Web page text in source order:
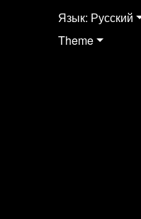
Язык: Русский
Theme